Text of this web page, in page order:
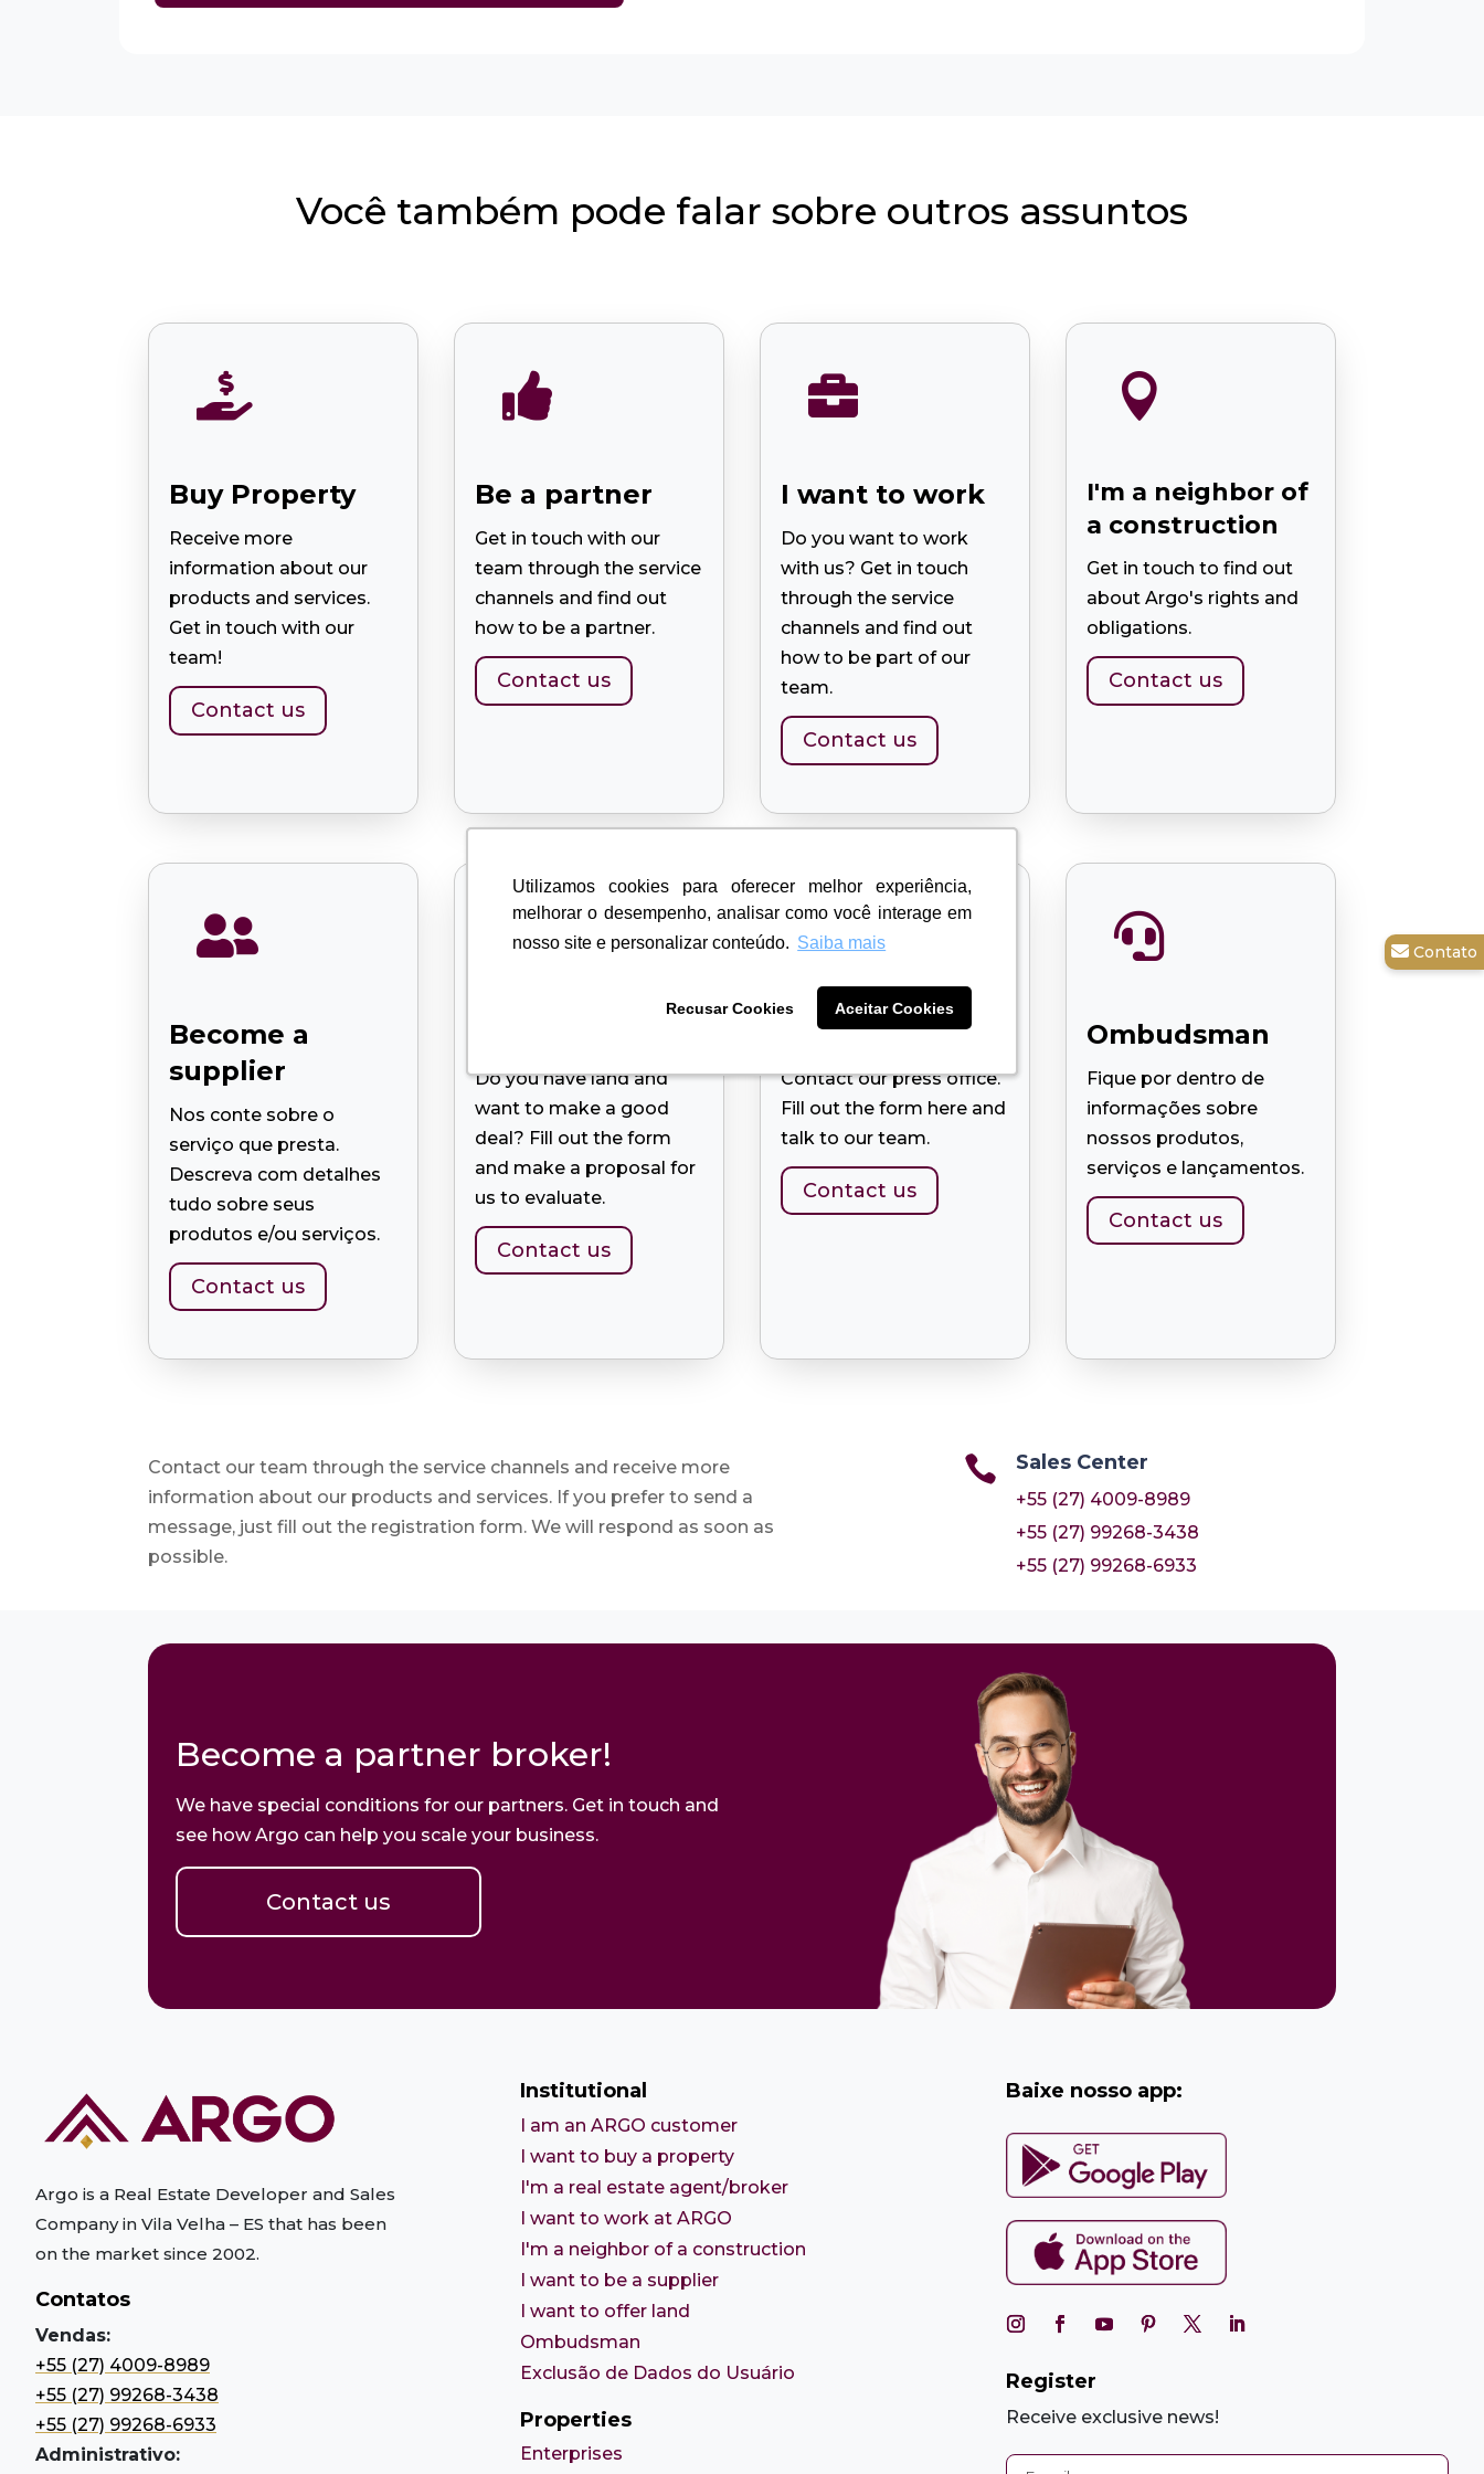
Utilizamos cookies para oferecer melhor experiência,
melhorar o desempenho, analisar como você interage em
nosso site e personalizar conteúdo. Saiba mais
Recusar Cookies Aceitar Cookies
Utilizamos cookies para oferecer melhor experiência,
melhorar o desempenho, analisar como você interage em
nosso site e personalizar conteúdo. Saiba mais
Recusar Cookies Aceitar Cookies
Você também pode falar sobre outros assuntos

Buy Property
Receive more
information about our
products and services.
Get in touch with our
team!
Contact us

Be a partner
Get in touch with our
team through the service
channels and find out
how to be a partner.
Contact us

I want to work
Do you want to work
with us? Get in touch
through the service
channels and find out
how to be part of our
team.
Contact us

I'm a neighbor of
a construction
Get in touch to find out
about Argo's rights and
obligations.
Contact us

Become a
supplier
Nos conte sobre o
serviço que presta.
Descreva com detalhes
tudo sobre seus
produtos e/ou serviços.
Contact us

Do you have land and
want to make a good
deal? Fill out the form
and make a proposal for
us to evaluate.
Contact us

Press
Contact our press office.
Fill out the form here and
talk to our team.
Contact us

Ombudsman
Fique por dentro de
informações sobre
nossos produtos,
serviços e lançamentos.
Contact us
Contact our team through the service channels and receive more
information about our products and services. If you prefer to send a
message, just fill out the registration form. We will respond as soon as
possible.
 Sales Center
+55 (27) 4009-8989
+55 (27) 99268-3438
+55 (27) 99268-6933
Become a partner broker!
We have special conditions for our partners. Get in touch and
see how Argo can help you scale your business.
Contact us
Argo is a Real Estate Developer and Sales
Company in Vila Velha – ES that has been
on the market since 2002.
Contatos
Vendas:
+55 (27) 4009-8989
+55 (27) 99268-3438
+55 (27) 99268-6933
Administrativo:
Institutional
I am an ARGO customer
I want to buy a property
I'm a real estate agent/broker
I want to work at ARGO
I'm a neighbor of a construction
I want to be a supplier
I want to offer land
Ombudsman
Exclusão de Dados do Usuário
Properties
Enterprises
Baixe nosso app:
Register
Receive exclusive news!